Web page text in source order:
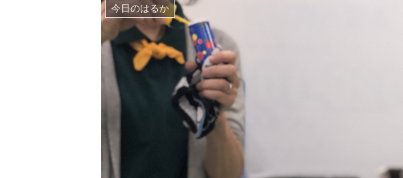
今日のはるか